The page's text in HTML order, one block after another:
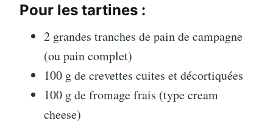
Pour les tartines :
2 grandes tranches de pain de campagne
(ou pain complet)
100 g de crevettes cuites et décortiquées
100 g de fromage frais (type cream
cheese)